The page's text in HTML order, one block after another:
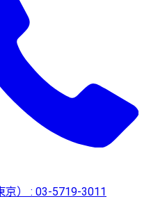
京） : 03-5719-3011